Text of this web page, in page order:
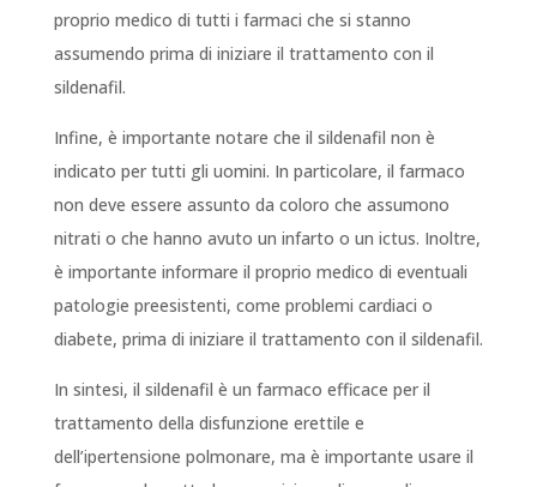
proprio medico di tutti i farmaci che si stanno
assumendo prima di iniziare il trattamento con il
sildenafil.
Infine, è importante notare che il sildenafil non è
indicato per tutti gli uomini. In particolare, il farmaco
non deve essere assunto da coloro che assumono
nitrati o che hanno avuto un infarto o un ictus. Inoltre,
è importante informare il proprio medico di eventuali
patologie preesistenti, come problemi cardiaci o
diabete, prima di iniziare il trattamento con il sildenafil.
In sintesi, il sildenafil è un farmaco efficace per il
trattamento della disfunzione erettile e
dell’ipertensione polmonare, ma è importante usare il